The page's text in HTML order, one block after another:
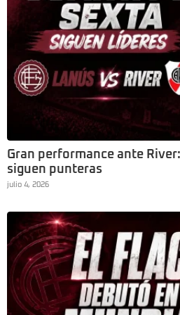
Gran performance ante
siguen punteras
julio 4, 2026